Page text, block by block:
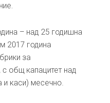
– над 25 годишна
2017 година
за
общ капацитет над
и каси) месечно.